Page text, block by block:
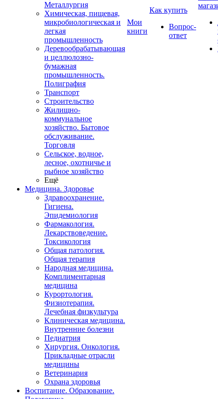
Металлургия
Химическая, пищевая,
микробиологическая и
легкая
промышленность
Деревообрабатывающая
и целлюлозно-
бумажная
промышленность.
Полиграфия
Транспорт
Строительство
Жилищно-
коммунальное
хозяйство. Бытовое
обслуживание.
Торговля
Сельское, водное,
лесное, охотничье и
рыбное хозяйство
Ещё
Медицина. Здоровье
Здравоохранение.
Гигиена.
Эпидемиология
Фармакология.
Лекарствоведение.
Токсикология
Общая патология.
Общая терапия
Народная медицина.
Комплиментарная
медицина
Курортология.
Физиотерапия.
Лечебная физкультура
Клиническая медицина.
Внутренние болезни
Педиатрия
Хирургия. Онкология.
Прикладные отрасли
медицины
Ветеринария
Охрана здоровья
Воспитание. Образование.
Мои
книги
Как купить
Вопрос-
ответ